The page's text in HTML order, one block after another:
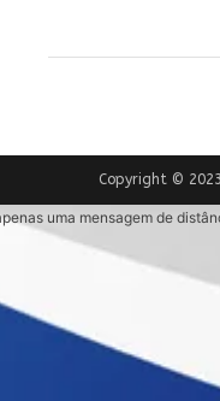
Copyright ©
uma mensagem de